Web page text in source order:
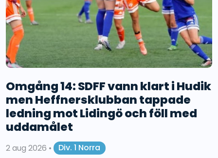
Omgång 14: SDFF vann klart i Hudik
men Heffnersklubban tappade
ledning mot Lidingö och föll med
uddamålet
2 aug 2026 •
Div. 1 Norra